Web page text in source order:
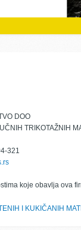
DOO
TRIKOTAŽNIH
321
koje obavlja ova
I KUKIČANIH